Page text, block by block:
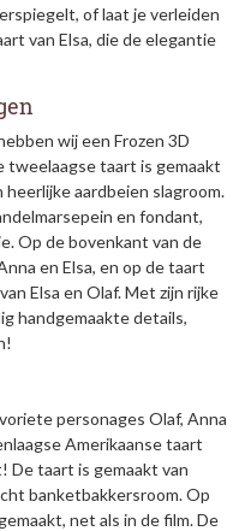
of laat je verleiden
van Elsa, die de elegantie
wij een Frozen 3D
taart is gemaakt
aardbeien slagroom.
en fondant,
Op de bovenkant van de
en Elsa, en op de taart
Elsa en Olaf. Met zijn rijke
handgemaakte details,
personages Olaf, Anna
Amerikaanse taart
De taart is gemaakt van
banketbakkersroom. Op
net als in de film. De